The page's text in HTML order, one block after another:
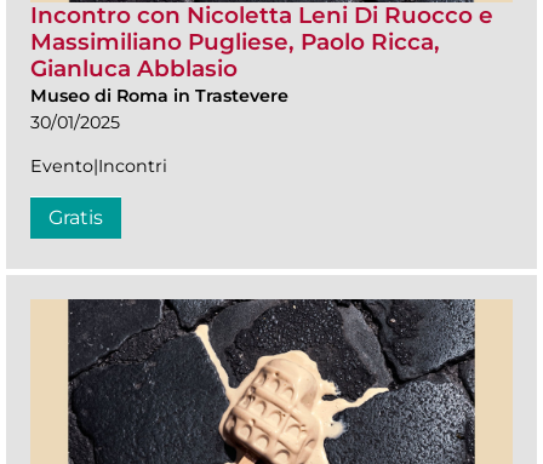
Incontro con Nicoletta Leni Di Ruocco e
Massimiliano Pugliese, Paolo Ricca,
Gianluca Abblasio
Museo di Roma in Trastevere
30/01/2025
Evento|Incontri
Gratis